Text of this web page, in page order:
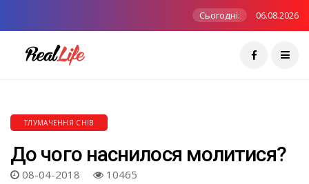
Сьогодні: 06.08.2026
ТЛУМАЧЕННЯ СНІВ
До чого наснилося молитися?
08-04-2018 10465